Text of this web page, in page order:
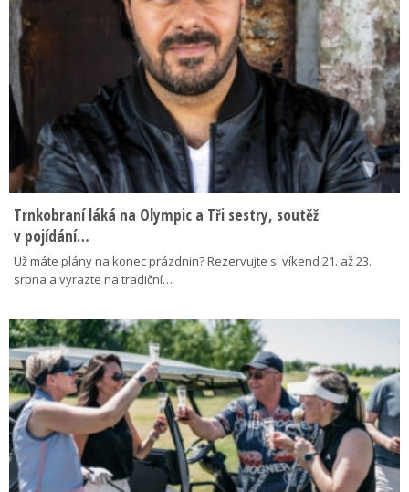
Trnkobraní láká na Olympic a Tři sestry, soutěž
v pojídání…
Už máte plány na konec prázdnin? Rezervujte si víkend 21. až 23.
srpna a vyrazte na tradiční…